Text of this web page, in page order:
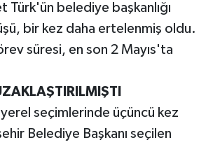
Türk'ün belediye başkanlığı
bir kez daha ertelenmiş oldu.
süresi, en son 2 Mayıs'ta
seçimlerinde üçüncü kez
Belediye Başkanı seçilen